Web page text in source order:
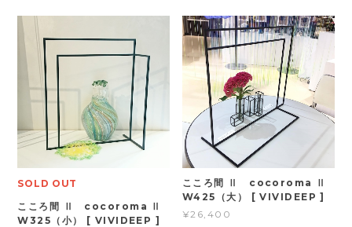
SOLD OUT
こころ間 Ⅱ cocoroma Ⅱ
W325（小） [ VIVIDEEP ]
こころ間 Ⅱ cocoroma Ⅱ
W425（大） [ VIVIDEEP ]
¥26,400